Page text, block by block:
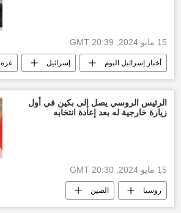
15 مايو 2024, 20:39 GMT
أخبار إسرائيل اليوم إسرائيل غزة
التصعيد العسكري بين غزة وإسرائيل
العدوان الإسرائيلي على غزة قطاع غزة
وقف إطلاق النار بين قطاع غزة وإسرائيل
الرئيس الروسي يصل إلى بكين في أول
زيارة خارجية له بعد إعادة انتخابه
15 مايو 2024, 20:30 GMT
روسيا الصين